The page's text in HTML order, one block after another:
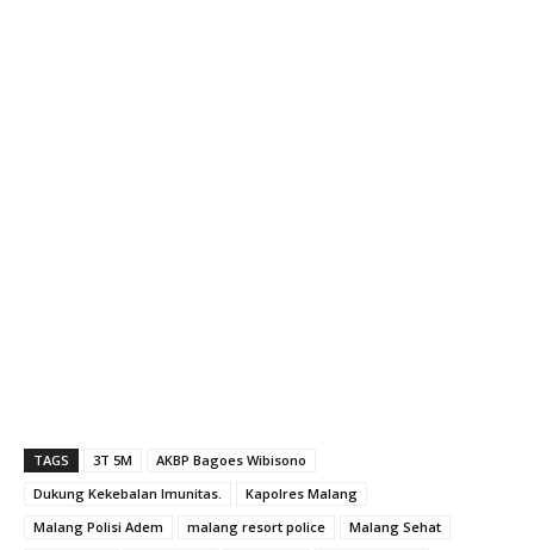
TAGS 3T 5M
AKBP Bagoes Wibisono
Dukung Kekebalan Imunitas.
Kapolres Malang
Malang Polisi Adem
malang resort police
Malang Sehat